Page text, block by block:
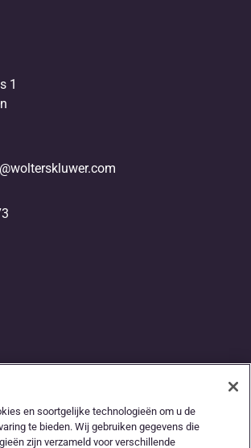
1
snelweg
en soortgelijke technologieën om u de
te bieden. Wij gebruiken gegevens die
zijn verzameld voor verschillende